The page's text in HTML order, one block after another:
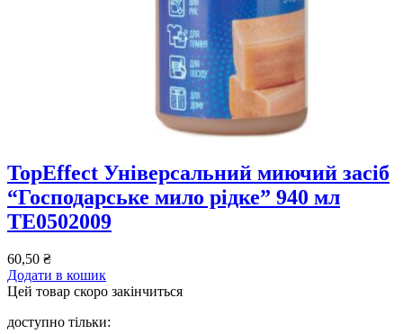
TopEffect Універсальний миючий засіб
“Господарське мило рідке” 940 мл
TE0502009
60,50 ₴
Додати в кошик
Цей товар скоро закінчиться
доступно тільки: